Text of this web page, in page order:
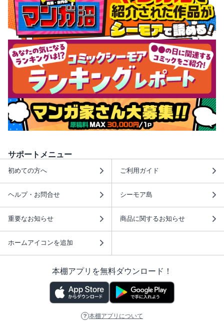
サポートメニュー
初めての方へ ご利用ガイド
ヘルプ・お問合せ シーモア島
重要なお知らせ 商品に関するお知らせ
ホームアイコンを追加
本棚アプリを無料ダウンロード！
本棚アプリについて